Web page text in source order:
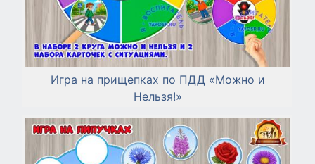
Игра на прищепках по ПДД «Можно и
Нельзя!»